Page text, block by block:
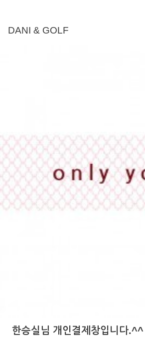
DANI & GOLF
한승실님 개인결제창입니다.^^